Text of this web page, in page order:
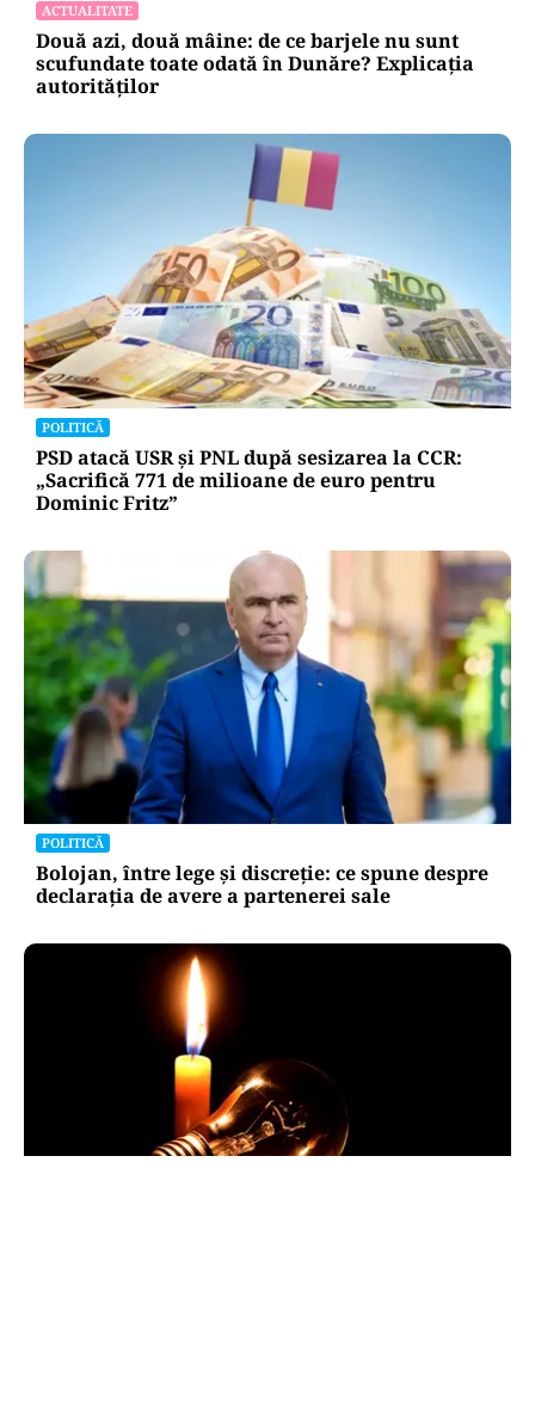
ACTUALITATE
Două azi, două mâine: de ce barjele nu sunt
scufundate toate odată în Dunăre? Explicația
autorităților
POLITICĂ
PSD atacă USR și PNL după sesizarea la CCR:
„Sacrifică 771 de milioane de euro pentru
Dominic Fritz”
POLITICĂ
Bolojan, între lege și discreție: ce spune despre
declarația de avere a partenerei sale